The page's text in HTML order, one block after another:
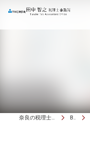
奈良の税理士は田中智之税理士事務所 BLOG